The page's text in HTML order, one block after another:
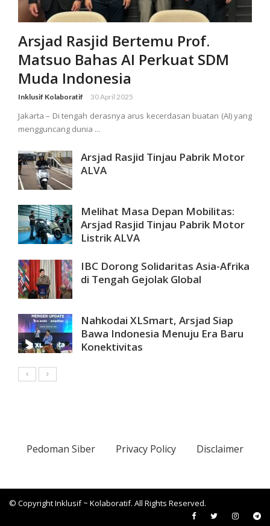
Arsjad Rasjid Bertemu Prof.
Matsuo Bahas AI Perkuat SDM
Muda Indonesia
Inklusif Kolaboratif 30 April 2025
Jakarta – Di tengah derasnya arus kecerdasan buatan (AI) yang
mengguncang dunia ...
Arsjad Rasjid Tinjau Pabrik Motor
ALVA
Melihat Masa Depan Mobilitas:
Arsjad Rasjid Tinjau Pabrik Motor
Listrik ALVA
IBC Dorong Solidaritas Asia-Afrika
di Tengah Gejolak Global
Nahkodai XLSmart, Arsjad Siap
Bawa Indonesia Menuju Era Baru
Konektivitas
Pedoman Siber Privacy Policy Disclaimer
© Copyright Inklusif ~ Kolaboratif. All Rights Reserved.